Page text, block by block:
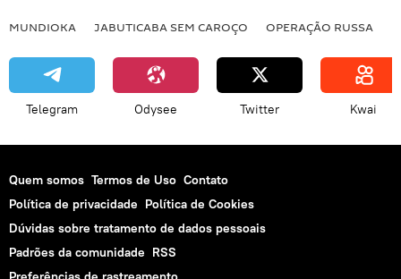
MUNDIOKA JABUTICABA SEM CAROÇO OPERAÇÃO RUSSA
Telegram Odysee Twitter Kwai
Quem somos Termos de Uso Contato
Política de privacidade Política de Cookies
Dúvidas sobre tratamento de dados pessoais
Padrões da comunidade RSS